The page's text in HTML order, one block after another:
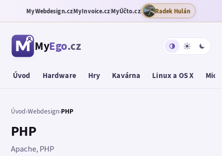
MyWebdesign.czMyInvoice.czMyÚčto.cz Radek Hulán
MyEgo.cz
Úvod Hardware Hry Kavárna Linux a OS X
Úvod›Webdesign›PHP
PHP
Apache, PHP